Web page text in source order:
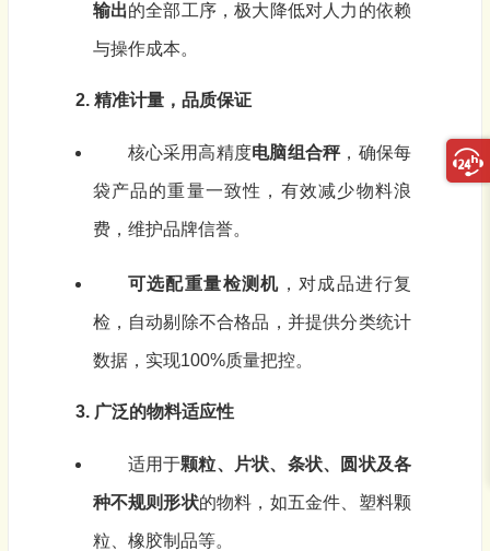
输出的全部工序，极大降低对人力的依赖
与操作成本。
2. 精准计量，品质保证
核心采用高精度电脑组合秤，确保每
袋产品的重量一致性，有效减少物料浪
费，维护品牌信誉。
可选配重量检测机 ，对成品进行复
检，自动剔除不合格品，并提供分类统计
数据，实现100%质量把控。
3. 广泛的物料适应性
适用于颗粒、片状、条状、圆状及各
种不规则形状的物料，如五金件、塑料颗
粒、橡胶制品等。